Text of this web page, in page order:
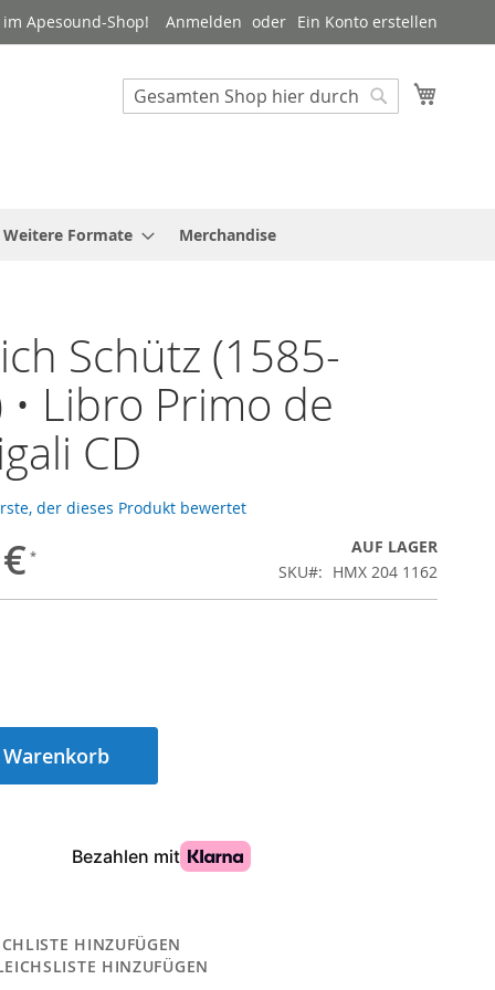
Apesound-Shop! Anmelden Ein Konto erstellen
Suche
Weitere Formate Merchandise
Schütz (1585-
Libro Primo de
CD
der dieses Produkt bewertet
AUF LAGER
SKU
HMX 204 1162
HINZUFÜGEN
HINZUFÜGEN